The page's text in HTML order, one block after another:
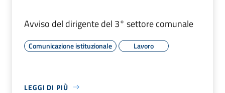
Avviso del dirigente del 3° settore comunale
Comunicazione istituzionale Lavoro
LEGGI DI PIÙ